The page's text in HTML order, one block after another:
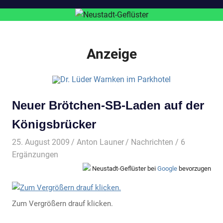
Anzeige
Neuer Brötchen-SB-Laden auf der
Königsbrücker
25. August 2009 Anton Launer Nachrichten / 6
Ergänzungen
Neustadt-Geflüster bei Google bevorzugen
Zum Vergrößern drauf klicken.